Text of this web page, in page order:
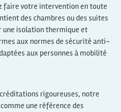
faire votre intervention en toute
des chambres ou des suites
une isolation thermique et
aux normes de sécurité anti-
aux personnes à mobilité
rigoureuses, notre
une référence des